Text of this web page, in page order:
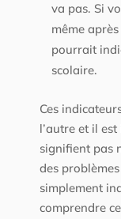
va pas. Si
même
pourrait
scolaire.
Ces
l’autre et il
signifient pas
des
simplement
comprendre